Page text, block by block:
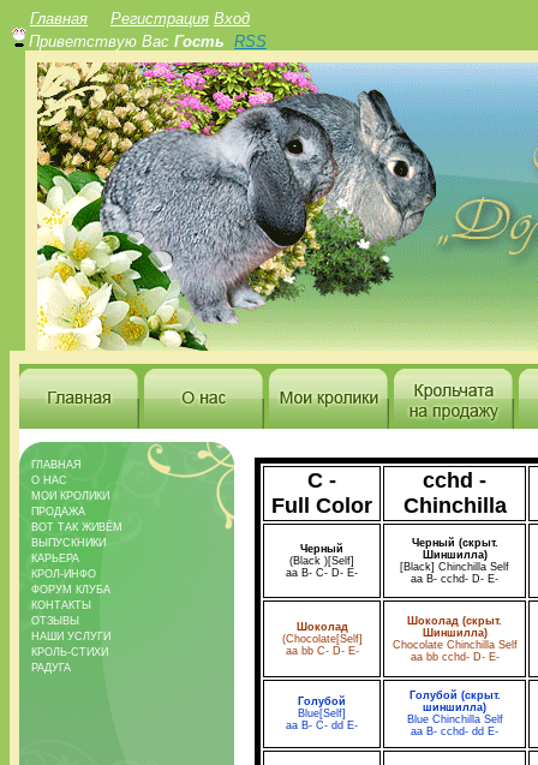
Главная Регистрация Вход
Приветствую Вас Гость RSS
ГЛАВНАЯ
О НАС
МОИ КРОЛИКИ
ПРОДАЖА
ВОТ ТАК ЖИВЁМ
ВЫПУСКНИКИ
КАРЬЕРА
КРОЛ-ИНФО
ФОРУМ КЛУБА
КОНТАКТЫ
ОТЗЫВЫ
НАШИ УСЛУГИ
КРОЛЬ-СТИХИ
РАДУГА
C -
Full Color
cchd -
Chinchilla
Черный
(Black )[Self]
aa B- C- D- E-
Черный (скрыт.
Шиншилла)
[Black] Chinchilla Self
aa B- cchd- D- E-
Шоколад
(Chocolate[Self]
aa bb C- D- E-
Шоколад (скрыт.
Шиншилла)
Chocolate Chinchilla Self
aa bb cchd- D- E-
Голубой
Blue[Self]
aa B- C- dd E-
Голубой (скрыт.
шиншилла)
Blue Chinchilla Self
aa B- cchd- dd E-